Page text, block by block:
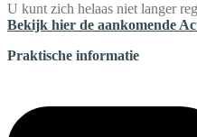
U kunt zich helaas niet langer
Bekijk hier de aankomende
Praktische informatie